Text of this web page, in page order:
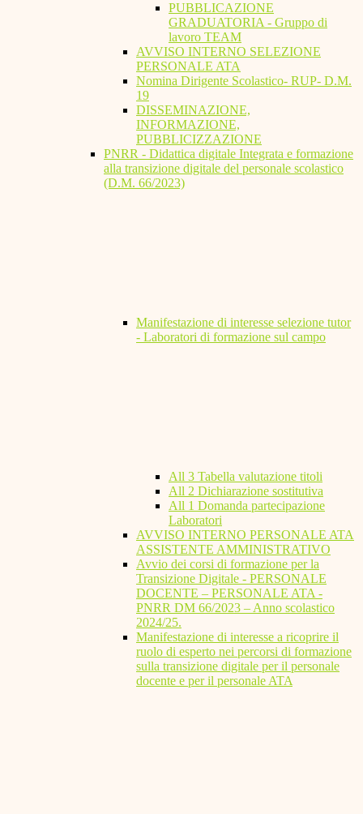
PUBBLICAZIONE
GRADUATORIA - Gruppo di
lavoro TEAM
AVVISO INTERNO SELEZIONE
PERSONALE ATA
Nomina Dirigente Scolastico- RUP- D.M.
19
DISSEMINAZIONE,
INFORMAZIONE,
PUBBLICIZZAZIONE
PNRR - Didattica digitale Integrata e formazione
alla transizione digitale del personale scolastico
(D.M. 66/2023)
Manifestazione di interesse selezione tutor
- Laboratori di formazione sul campo
All 3 Tabella valutazione titoli
All 2 Dichiarazione sostitutiva
All 1 Domanda partecipazione
Laboratori
AVVISO INTERNO PERSONALE ATA
ASSISTENTE AMMINISTRATIVO
Avvio dei corsi di formazione per la
Transizione Digitale - PERSONALE
DOCENTE – PERSONALE ATA -
PNRR DM 66/2023 – Anno scolastico
2024/25.
Manifestazione di interesse a ricoprire il
ruolo di esperto nei percorsi di formazione
sulla transizione digitale per il personale
docente e per il personale ATA